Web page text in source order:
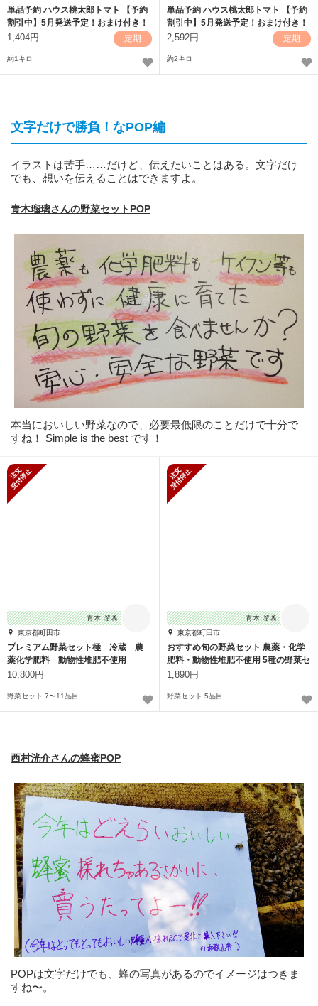
単品予約 ハウス桃太郎トマト 【予約
割引中】5月発送予定！おまけ付き！
1,404円 定期
約1キロ
単品予約 ハウス桃太郎トマト 【予約
割引中】5月発送予定！おまけ付き！
2,592円 定期
約2キロ
文字だけで勝負！なPOP編
イラストは苦手……だけど、伝えたいことはある。文字だけ
でも、想いを伝えることはできますよ。
青木瑠璃さんの野菜セットPOP
本当においしい野菜なので、必要最低限のことだけで十分で
すね！ Simple is the best です！
青木 瑠璃
東京都町田市
プレミアム野菜セット極 冷蔵 農
薬化学肥料 動物性堆肥不使用
10,800円
野菜セット 7〜11品目
青木 瑠璃
東京都町田市
おすすめ旬の野菜セット 農薬・化学
肥料・動物性堆肥不使用 5種の野菜セ
ット
1,890円
野菜セット 5品目
西村洸介さんの蜂蜜POP
POPは文字だけでも、蜂の写真があるのでイメージはつきま
すね〜。